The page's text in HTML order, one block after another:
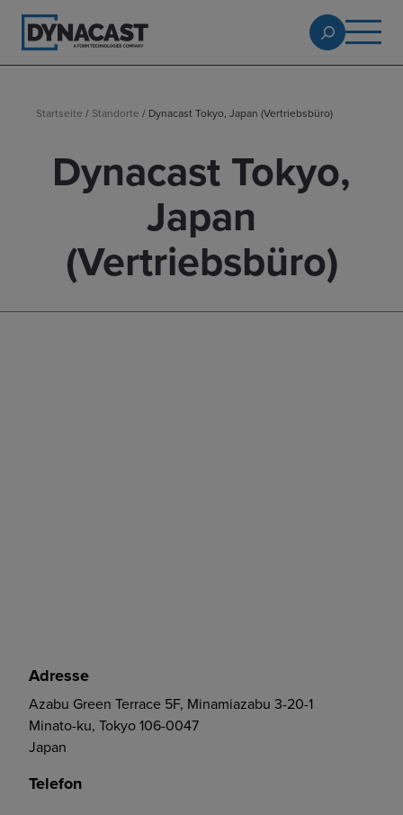
Startseite / Standorte / Dynacast Tokyo, Japan (Vertriebsbüro)
Dynacast Tokyo,
Japan
(Vertriebsbüro)
Adresse
Azabu Green Terrace 5F, Minamiazabu 3-20-1
Minato-ku, Tokyo 106-0047
Japan
Telefon